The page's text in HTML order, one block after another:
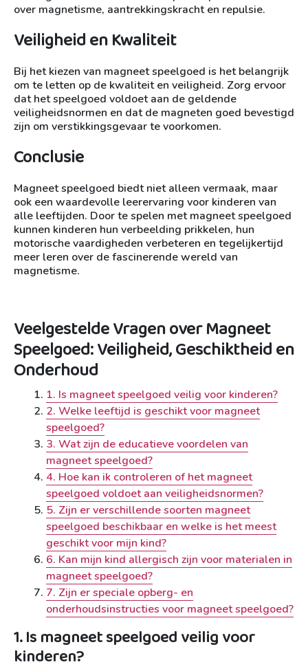
over magnetisme, aantrekkingskracht en repulsie.
Veiligheid en Kwaliteit
Bij het kiezen van magneet speelgoed is het belangrijk
om te letten op de kwaliteit en veiligheid. Zorg ervoor
dat het speelgoed voldoet aan de geldende
veiligheidsnormen en dat de magneten goed bevestigd
zijn om verstikkingsgevaar te voorkomen.
Conclusie
Magneet speelgoed biedt niet alleen vermaak, maar
ook een waardevolle leerervaring voor kinderen van
alle leeftijden. Door te spelen met magneet speelgoed
kunnen kinderen hun verbeelding prikkelen, hun
motorische vaardigheden verbeteren en tegelijkertijd
meer leren over de fascinerende wereld van
magnetisme.
Veelgestelde Vragen over Magneet
Speelgoed: Veiligheid, Geschiktheid en
Onderhoud
1. Is magneet speelgoed veilig voor kinderen?
2. Welke leeftijd is geschikt voor magneet
speelgoed?
3. Wat zijn de educatieve voordelen van
magneet speelgoed?
4. Hoe kan ik controleren of het magneet
speelgoed voldoet aan veiligheidsnormen?
5. Zijn er verschillende soorten magneet
speelgoed beschikbaar en welke is het meest
geschikt voor mijn kind?
6. Kan mijn kind allergisch zijn voor materialen in
magneet speelgoed?
7. Zijn er speciale opberg- en
onderhoudsinstructies voor magneet speelgoed?
1. Is magneet speelgoed veilig voor
kinderen?